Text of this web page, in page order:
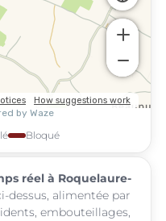
Bloqué
réel à Roquelaure-
dessus, alimentée par
embouteillages,